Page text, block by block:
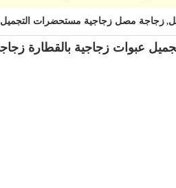
, زجاجة مصل زجاجية مستحضرات التجميل 5 مل